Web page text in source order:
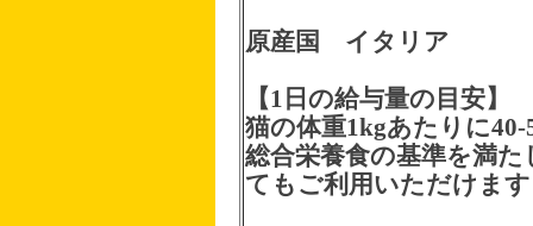
原産国 イタリア
【1日の給与量の目安】
猫の体重1kgあたりに
総合栄養食の基準を満
てもご利用いただけま